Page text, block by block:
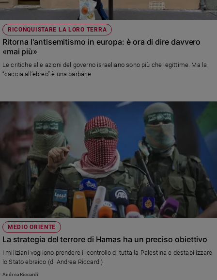
Social
RICONQUISTARE LA LORO TERRA
Ritorna l'antisemitismo in europa: è ora di dire davvero
«mai più»
Le critiche alle azioni del governo israeliano sono più che legittime. Ma la
“caccia all’ebreo” è una barbarie
MEDIO ORIENTE
La strategia del terrore di Hamas ha un preciso obiettivo
I miliziani vogliono prendere il controllo di tutta la Palestina e destabilizzare
lo Stato ebraico (di Andrea Riccardi)
Andrea Riccardi